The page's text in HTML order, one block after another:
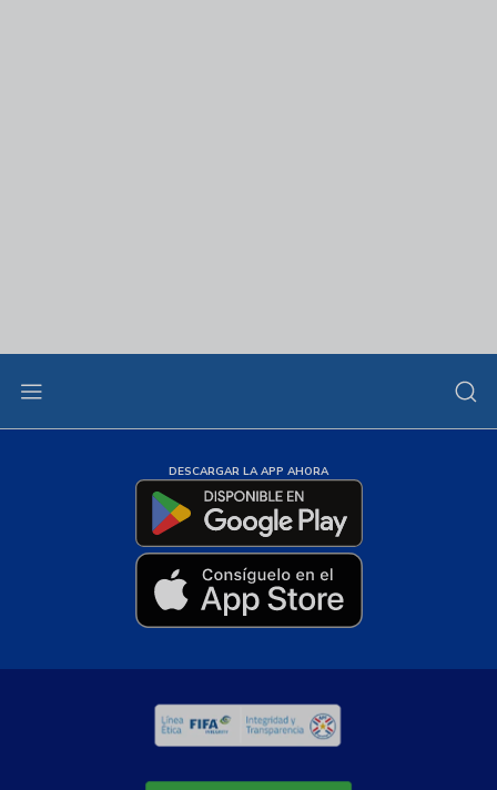
DESCARGAR LA APP AHORA